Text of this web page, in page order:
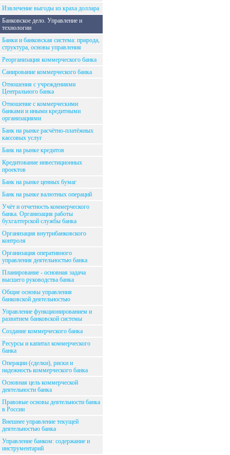
Извлечение выгоды из краха доллара
Банковское дело. Управление и
технологии
Банки и банковская система: природа,
структура, основы управления
Реорганизация коммерческого банка
Санирование коммерческого банка
Отношения с учреждениями
Центрального банка
Отношение с коммерческими
банками и иными кредитными
организациями
Банк на рынке расчётно-платёжных
кассовых услуг
Банк на рынке кредитов
Кредитование инвестиционных
проектов
Банк на рынке ценных бумаг
Банк на рынке валютных операций
Учёт и отчетность коммерческого
банка. Организация работы
бухгалтерской службы банка
Организация внутрибанковского
контроля
Организация оперативного
управления деятельностью банка
Планирование - основная задача
высшего руководства банка
Общие основы управления
банковской деятельностью
Управление функционированием и
развитием банковской системы
Создание коммерческого банка
Ресурсы и капитал коммерческого
банка
Операции (сделки), риски и
надежность коммерческого банка
Основная цель коммерческой
деятельности банка
Правовые основы деятельности банка
в России
Внешнее управление текущей
деятельностью банка
Управление банком: содержание и
инструментарий